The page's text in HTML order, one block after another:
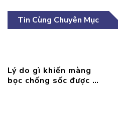
Tin Cùng Chuyên Mục
Lý do gì khiến màng
bọc chống sốc được sử